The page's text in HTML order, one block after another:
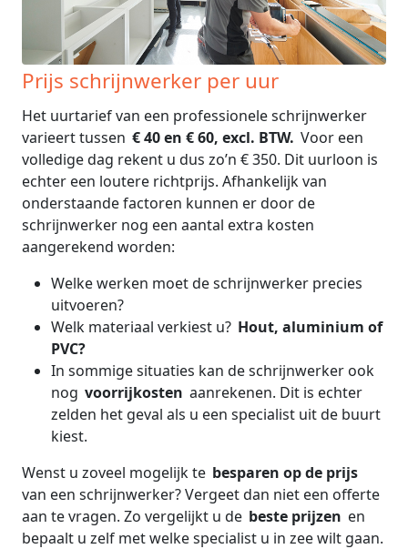
Prijs schrijnwerker per uur
Het uurtarief van een professionele schrijnwerker
varieert tussen € 40 en € 60, excl. BTW. Voor een
volledige dag rekent u dus zo’n € 350. Dit uurloon is
echter een loutere richtprijs. Afhankelijk van
onderstaande factoren kunnen er door de
schrijnwerker nog een aantal extra kosten
aangerekend worden:
Welke werken moet de schrijnwerker precies
uitvoeren?
Welk materiaal verkiest u? Hout, aluminium of
PVC?
In sommige situaties kan de schrijnwerker ook
nog voorrijkosten aanrekenen. Dit is echter
zelden het geval als u een specialist uit de buurt
kiest.
Wenst u zoveel mogelijk te besparen op de prijs
van een schrijnwerker? Vergeet dan niet een offerte
aan te vragen. Zo vergelijkt u de beste prijzen en
bepaalt u zelf met welke specialist u in zee wilt gaan.